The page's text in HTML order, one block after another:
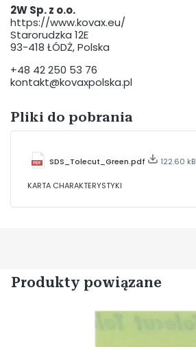
2W Sp. z o.o.
https://www.kovax.eu/
Starorudzka 12E
93-418 ŁÓDŻ, Polska
+48 42 250 53 76
kontakt@kovaxpolska.pl
Pliki do pobrania
SDS_Tolecut_Green.pdf 122.60 kB
KARTA CHARAKTERYSTYKI
Produkty powiązane